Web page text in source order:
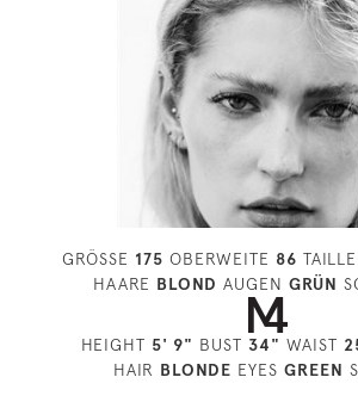
GRÖSSE 175 OBERWEITE 86 TAILLE
HAARE BLOND AUGEN GRÜN
HEIGHT 5' 9" BUST 34" WAIST
HAIR BLONDE EYES GREEN